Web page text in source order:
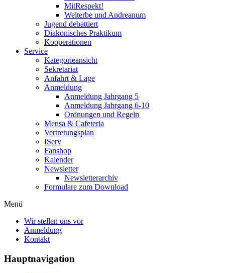
MitRespekt!
Welterbe und Andreanum
Jugend debattiert
Diakonisches Praktikum
Kooperationen
Service
Kategorieansicht
Sekretariat
Anfahrt & Lage
Anmeldung
Anmeldung Jahrgang 5
Anmeldung Jahrgang 6-10
Ordnungen und Regeln
Mensa & Cafeteria
Vertretungsplan
IServ
Fanshop
Kalender
Newsletter
Newsletterarchiv
Formulare zum Download
Menü
Wir stellen uns vor
Anmeldung
Kontakt
Hauptnavigation